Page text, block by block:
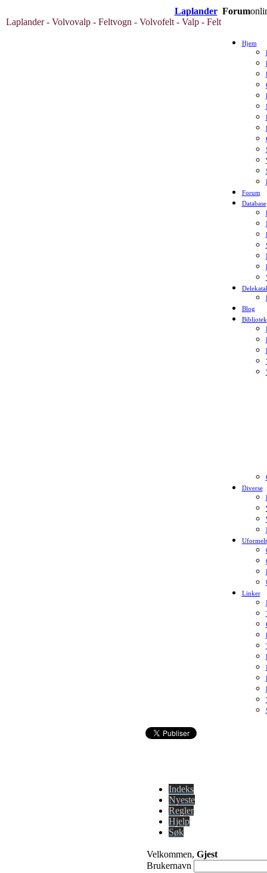
Laplander Forum
Laplander - Volvovalp - Feltvogn - Volvofelt - Valp - Felt
Hjem
Forum
Database
Blog
Bibliotek
Diverse
Uformelt
Linker
Indeks
Nyeste
Regler
Hjelp
Søk
Velkommen, Gjest
Brukernavn